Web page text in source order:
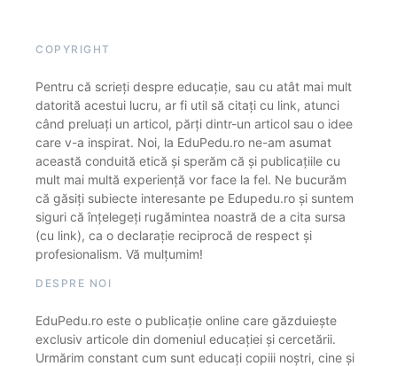
COPYRIGHT
Pentru că scrieți despre educație, sau cu atât mai mult
datorită acestui lucru, ar fi util să citați cu link, atunci
când preluați un articol, părți dintr-un articol sau o idee
care v-a inspirat. Noi, la EduPedu.ro ne-am asumat
această conduită etică și sperăm că și publicațiile cu
mult mai multă experiență vor face la fel. Ne bucurăm
că găsiți subiecte interesante pe Edupedu.ro și suntem
siguri că înțelegeți rugămintea noastră de a cita sursa
(cu link), ca o declarație reciprocă de respect și
profesionalism. Vă mulțumim!
DESPRE NOI
EduPedu.ro este o publicație online care găzduiește
exclusiv articole din domeniul educației și cercetării.
Urmărim constant cum sunt educați copiii noștri, cine și